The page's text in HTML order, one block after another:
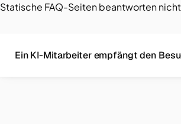
Statische FAQ-Seiten beantworten
Ein KI-Mitarbeiter empfängt den